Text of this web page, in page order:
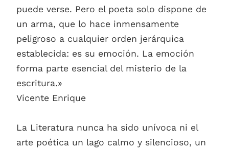
puede verse. Pero el poeta solo dispone de
un arma, que lo hace inmensamente
peligroso a cualquier orden jerárquica
establecida: es su emoción. La emoción
forma parte esencial del misterio de la
escritura.»
Vicente Enrique
La Literatura nunca ha sido unívoca ni el
arte poética un lago calmo y silencioso, un